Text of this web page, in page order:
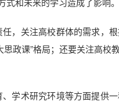
，关注高校群体的需求，
政课”格局；还要关注高
学术研究环境等方面提供